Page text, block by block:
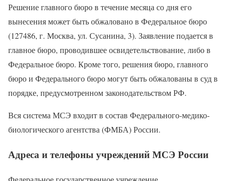
Решение главного бюро в течение месяца со дня его
вынесения может быть обжаловано в Федеральное бюро
(127486, г. Москва, ул. Сусанина, 3). Заявление подается в
главное бюро, проводившее освидетельствование, либо в
Федеральное бюро. Кроме того, решения бюро, главного
бюро и Федерального бюро могут быть обжалованы в суд в
порядке, предусмотренном законодательством РФ.
Вся система МСЭ входит в состав Федерального-медико-
биологического агентства (ФМБА) России.
Адреса и телефоны учреждений МСЭ России